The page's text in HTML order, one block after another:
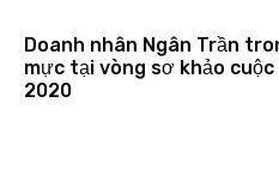
Doanh nhân Ngân Trần
mực tại vòng sơ khảo
2020